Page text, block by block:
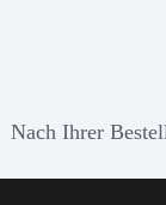
Nach Ihrer